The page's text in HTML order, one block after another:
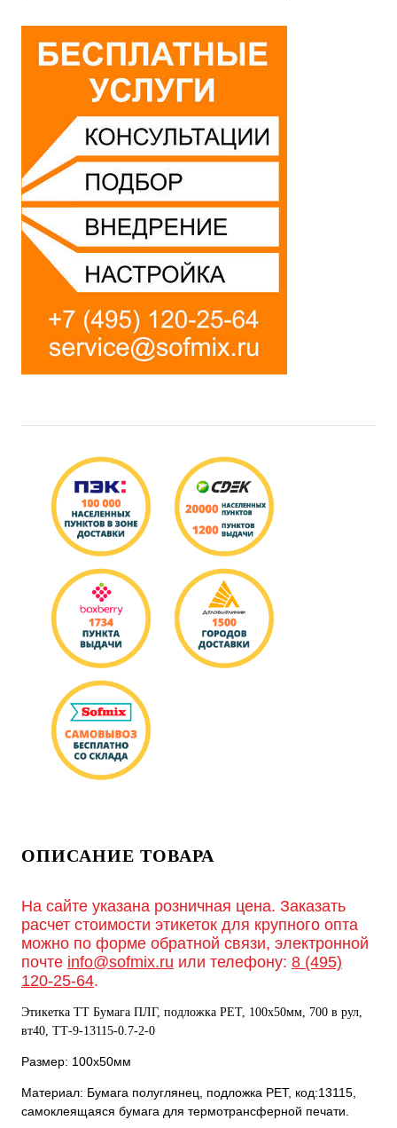
ОПИСАНИЕ ТОВАРА
На сайте указана розничная цена. Заказать
расчет стоимости этикеток для крупного опта
можно по форме обратной связи, электронной
почте info@sofmix.ru или телефону: 8 (495)
120-25-64.
Этикетка ТТ Бумага ПЛГ, подложка РЕТ, 100х50мм, 700 в рул,
вт40, TТ-9-13115-0.7-2-0
Размер: 100х50мм
Материал: Бумага полуглянец, подложка РЕТ, код:13115,
самоклеящаяся бумага для термотрансферной печати.